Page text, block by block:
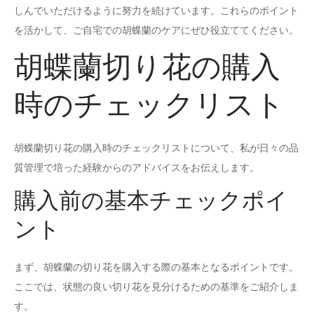
しんでいただけるように努力を続けています。これらのポイント
を活かして、ご自宅での胡蝶蘭のケアにぜひ役立ててください。
胡蝶蘭切り花の購入
時のチェックリスト
胡蝶蘭切り花の購入時のチェックリストについて、私が日々の品
質管理で培った経験からのアドバイスをお伝えします。
購入前の基本チェックポイ
ント
まず、胡蝶蘭の切り花を購入する際の基本となるポイントです。
ここでは、状態の良い切り花を見分けるための基準をご紹介しま
す。